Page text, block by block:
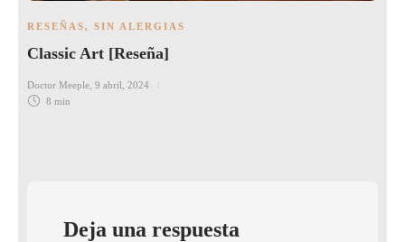
RESEÑAS, SIN ALERGIAS
Classic Art [Reseña]
Doctor Meeple 9 abril, 2024
8 min
Deja una respuesta